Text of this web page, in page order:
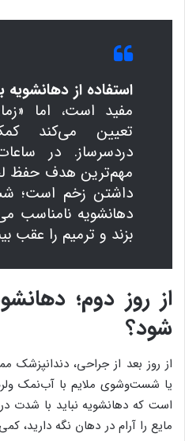
استفاده از دهانشویه
مفید است، اما
تعیین می‌کند
دردسرساز. در
مهم‌ترین هدف حفظ
داشتن زخم است؛
دهانشویه نامناسب
بزند و ترمیم را عقب
از روز دوم؛
شود؟
از روز بعد از جراحی،
یا شست‌وشوی ملایم با آب‌نمک
است که دهانشویه نباید با شدت
مایع را آرام در دهان نگه دارید،